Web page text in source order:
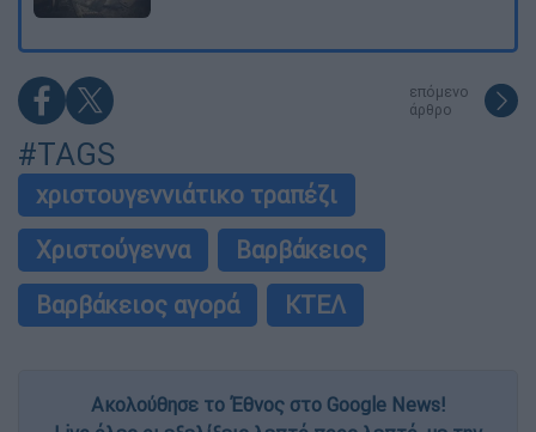
επόμενο
άρθρο
#TAGS
χριστουγεννιάτικο τραπέζι
Χριστούγεννα
Βαρβάκειος
Βαρβάκειος αγορά
ΚΤΕΛ
Ακολούθησε το Έθνος στο Google News!